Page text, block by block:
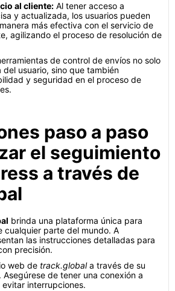
al cliente: Al tener acceso a
y actualizada, los usuarios pueden
más efectiva con el servicio de
agilizando el proceso de resolución de
de control de envíos no solo
del usuario, sino que también
y seguridad en el proceso de
paso a paso
el seguimiento
a través de
brinda una plataforma única para
cualquier parte del mundo. A
las instrucciones detalladas para
precisión.
web de track.globala través de su
de tener una conexión a
interrupciones.